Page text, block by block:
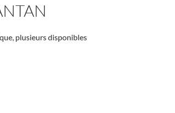
plusieurs disponibles